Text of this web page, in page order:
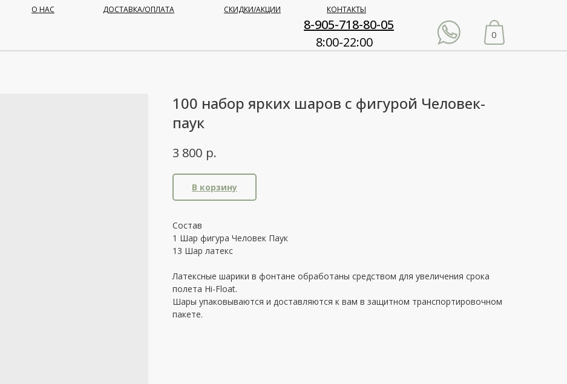
8-905-718-80-05
О НАС СКИДКИ/АКЦИИ
ДОСТАВКА/ОПЛАТА КОНТАКТЫ
0
8:00-22:00
100 набор ярких шаров с фигурой Человек-
паук
3 800 р.
В корзину
Состав
1 Шар фигура Человек Паук
13 Шар латекс
Латексные шарики в фонтане обработаны средством для увеличения срока
полета Hi-Float.
Шары упаковываются и доставляются к вам в защитном транспортировочном
пакете.